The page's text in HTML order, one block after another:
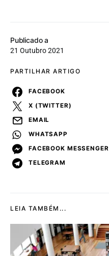
Publicado a
21 Outubro 2021
PARTILHAR ARTIGO
FACEBOOK
X (TWITTER)
EMAIL
WHATSAPP
FACEBOOK MESSENGER
TELEGRAM
LEIA TAMBÉM...